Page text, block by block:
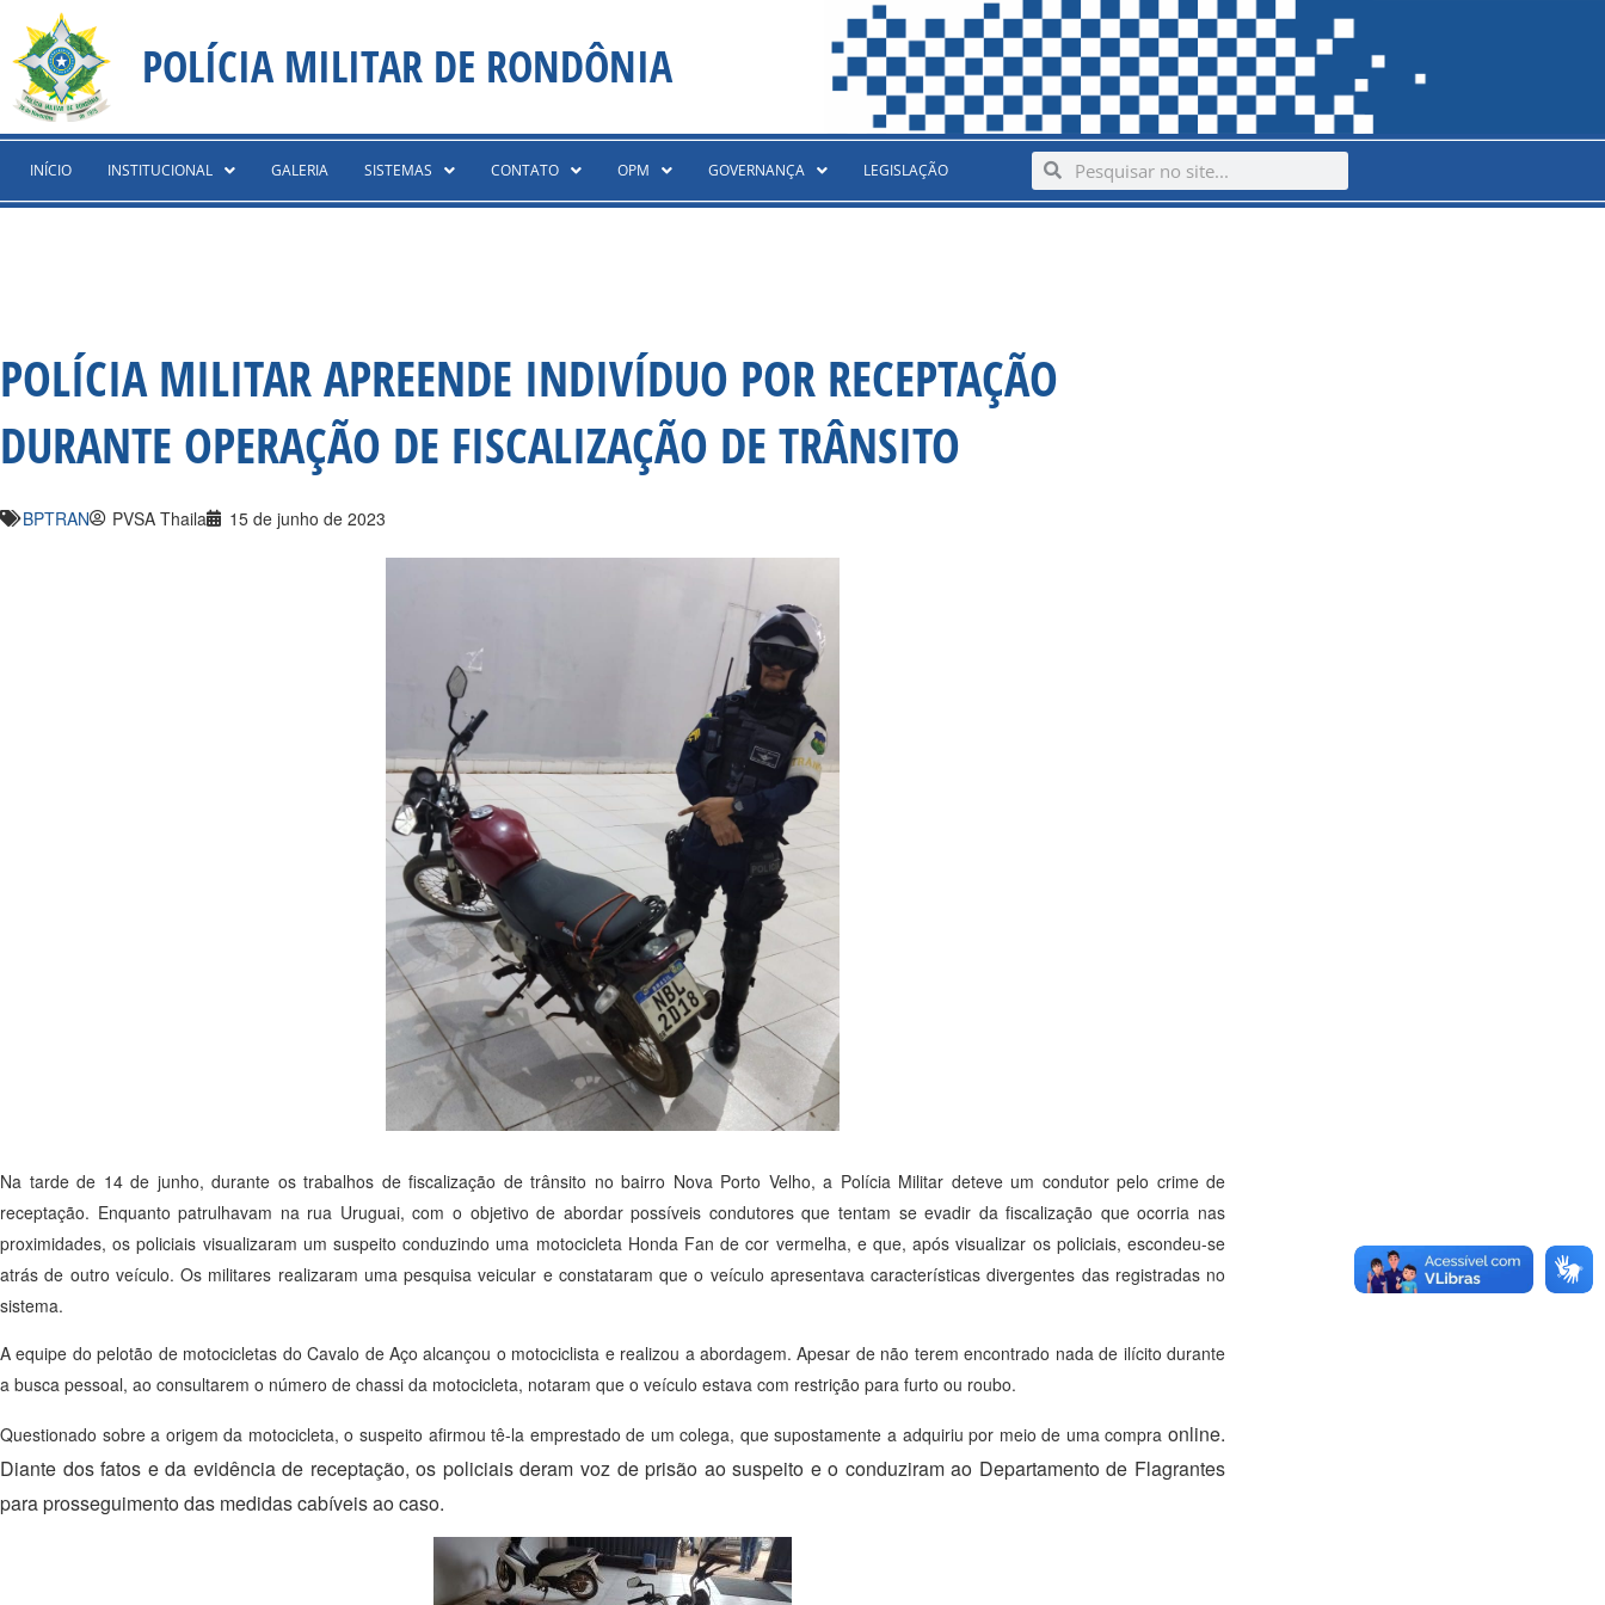
content
para
conteúdo
POLÍCIA MILITAR DE RONDÔNIA
INÍCIO INSTITUCIONAL GALERIA SISTEMAS CONTATO OPM GOVERNANÇA LEGISLAÇÃO SearchSearch
POLÍCIA MILITAR APREENDE INDIVÍDUO POR RECEPTAÇÃO
DURANTE OPERAÇÃO DE FISCALIZAÇÃO DE TRÂNSITO
BPTRAN PVSA Thaila 15 de junho de 2023
Na tarde de 14 de junho, durante os trabalhos de fiscalização de trânsito no bairro Nova Porto Velho, a Polícia Militar deteve um condutor pelo crime de
receptação. Enquanto patrulhavam na rua Uruguai, com o objetivo de abordar possíveis condutores que tentam se evadir da fiscalização que ocorria nas
proximidades, os policiais visualizaram um suspeito conduzindo uma motocicleta Honda Fan de cor vermelha, e que, após visualizar os policiais, escondeu-se
atrás de outro veículo. Os militares realizaram uma pesquisa veicular e constataram que o veículo apresentava características divergentes das registradas no
sistema.
A equipe do pelotão de motocicletas do Cavalo de Aço alcançou o motociclista e realizou a abordagem. Apesar de não terem encontrado nada de ilícito durante
a busca pessoal, ao consultarem o número de chassi da motocicleta, notaram que o veículo estava com restrição para furto ou roubo.
Questionado sobre a origem da motocicleta, o suspeito afirmou tê-la emprestado de um colega, que supostamente a adquiriu por meio de uma compra online.
Diante dos fatos e da evidência de receptação,os policiais deram voz de prisão ao suspeito e o conduziram ao Departamento de Flagrantes
para prosseguimento das medidas cabíveis ao caso.